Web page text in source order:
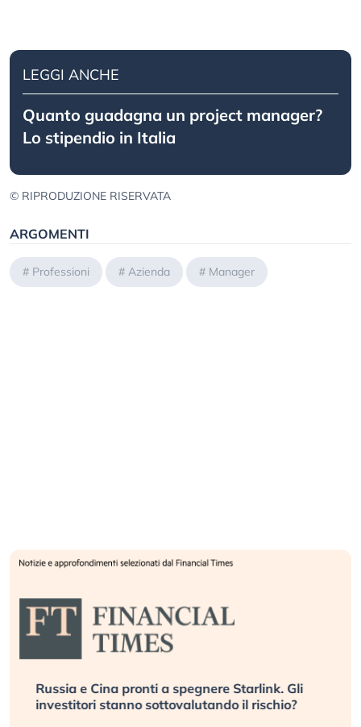
LEGGI ANCHE
Quanto guadagna un project manager?
Lo stipendio in Italia
© RIPRODUZIONE RISERVATA
ARGOMENTI
# Professioni # Azienda # Manager
Russia e Cina pronti a spegnere Starlink. Gli
investitori stanno sottovalutando il rischio?